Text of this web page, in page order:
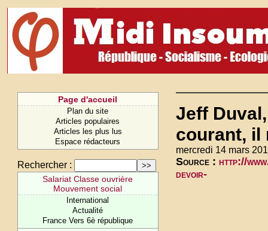
Page d'accueil
Plan du site
Articles populaires
Articles les plus lus
Espace rédacteurs
Rechercher :
Salariat Classe ouvrière
Mouvement social
International
Actualité
France Vers 6è république
Jeff
courant, il
mercredi 14 mars
Source : http://
devoir-